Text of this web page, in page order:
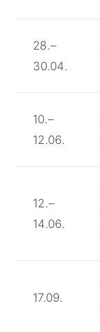
28.–
30.04.
10.–
12.06.
12.–
14.06.
17.09.